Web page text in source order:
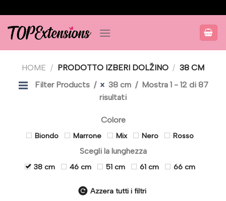
ai
contenuti
HOME / PRODOTTO IZBERI DOLŽINO / 38 CM
Filter Products
38 cm
Mostra 1 - 12 di 87
risultati
Colore
Biondo Marrone Mix Nero Rosso
Scegli la lunghezza
38 cm 46 cm 51 cm 61 cm 66 cm
Azzera tutti i filtri